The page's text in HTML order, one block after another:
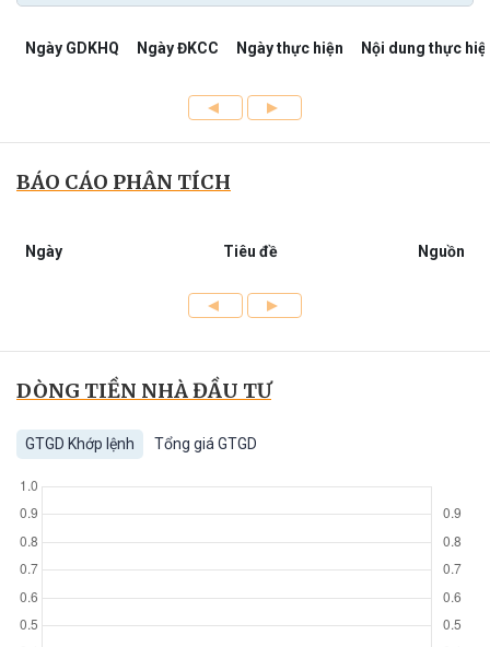
Ngày GDKHQ Ngày ĐKCC Ngày thực hiện Nội dung thực
BÁO CÁO PHÂN TÍCH
Ngày Tiêu đề Nguồn
DÒNG TIỀN NHÀ ĐẦU TƯ
GTGD Khớp lệnh Tổng giá GTGD